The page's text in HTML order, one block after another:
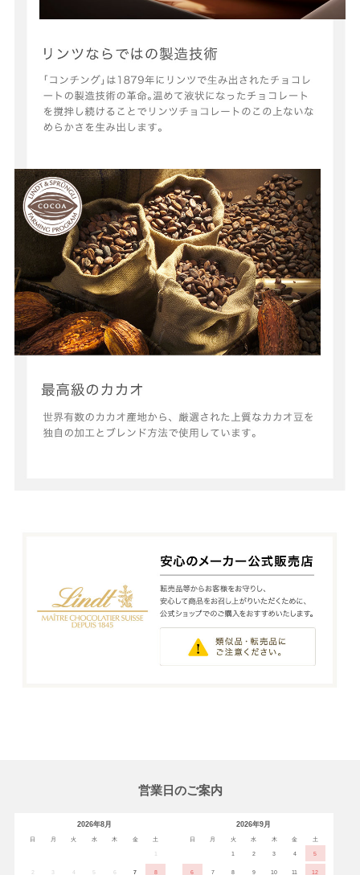
営業日のご案内
2026年8月
日 月 火 水 木 金 土
1
2 3 4 5 6 7 8
2026年9月
日 月 火 水 木 金 土
1 2 3 4 5
6 7 8 9 10 11 12